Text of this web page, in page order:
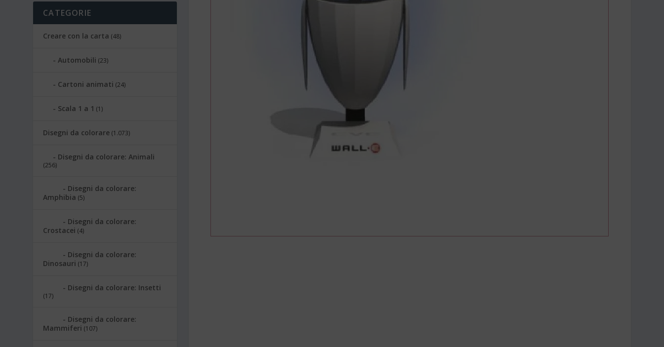
CATEGORIE
Creare con la carta (48)
Automobili (23)
Cartoni animati (24)
Scala 1 a 1 (1)
Disegni da colorare (1.073)
Disegni da colorare: Animali
(256)
Disegni da colorare:
Amphibia (5)
Disegni da colorare:
Crostacei (4)
Disegni da colorare:
Dinosauri (17)
Disegni da colorare: Insetti
(17)
Disegni da colorare:
Mammiferi (107)